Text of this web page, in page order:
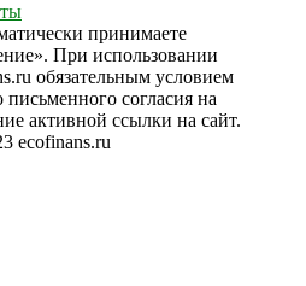
принимаете
При использовании
обязательным условием
согласия на
активной ссылки на сайт.
ecofinans.ru